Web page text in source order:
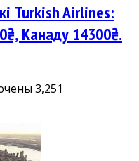
Turkish Airlines:
Канаду 14300₴.
3,251